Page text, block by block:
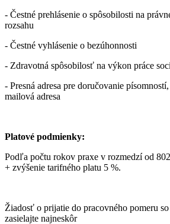
- Čestné prehlásenie o spôsobilosti na
rozsahu
- Čestné vyhlásenie o bezúhonnosti
- Zdravotná spôsobilosť na výkon práce
- Presná adresa pre doručovanie
mailová adresa
Platové podmienky:
Podľa počtu rokov praxe v rozmedzí od
+ zvýšenie tarifného platu 5 %.
Žiadosť o prijatie do pracovného pomeru
zasielajte najneskôr